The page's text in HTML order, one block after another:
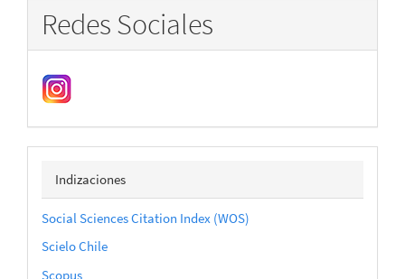
Redes Sociales
indizaciones
Indizaciones
Social Sciences Citation Index (WOS)
Scielo Chile
Scopus